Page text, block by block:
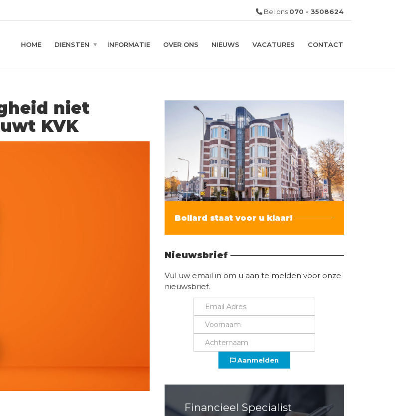
Bel ons 070 - 3508624
HOME DIENSTEN INFORMATIE OVER ONS NIEUWS VACATURES CONTACT
niet
KVK
Bollard staat voor u klaar!
Nieuwsbrief
Vul uw email in om u aan te melden voor onze
nieuwsbrief.
Aanmelden
Financieel Specialist